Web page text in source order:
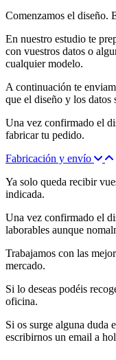
Comenzamos el diseño.
En nuestro estudio te
con vuestros datos o
cualquier modelo.
A continuación te
que el diseño y los datos
Una vez confirmado el
fabricar tu pedido.
Fabricación y envío
Ya solo queda recibir
indicada.
Una vez confirmado el
laborables aunque
Trabajamos con las
mercado.
Si lo deseas podéis
oficina.
Si os surge alguna duda
escribirnos un email a